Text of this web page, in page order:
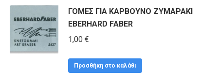
ΓΟΜΕΣ ΓΙΑ ΚΑΡΒΟΥΝΟ ΖΥΜΑΡΑΚΙ
EBERHARD FABER
1,00 €
Προσθήκη στο καλάθι